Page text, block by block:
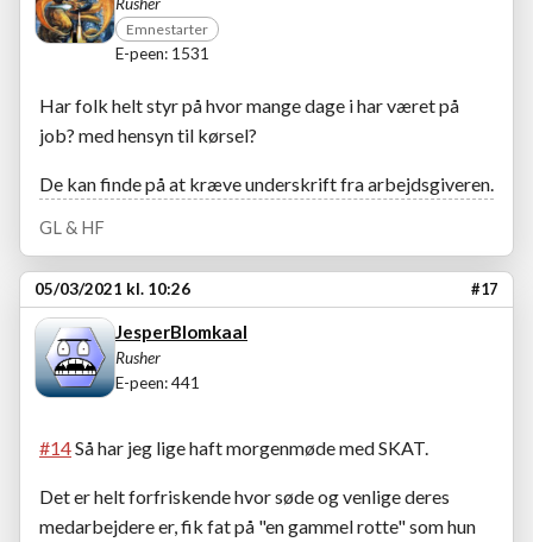
Emnestarter
E-peen: 1531
Har folk helt styr på hvor mange dage i har været på
job? med hensyn til kørsel?
De kan finde på at kræve underskrift fra arbejdsgiveren.
GL & HF
05/03/2021 kl. 10:26 #17
JesperBlomkaal
Rusher
E-peen: 441
#14Så har jeg lige haft morgenmøde med SKAT.
Det er helt forfriskende hvor søde og venlige deres
medarbejdere er, fik fat på "en gammel rotte" som hun